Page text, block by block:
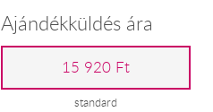
Ajándékküldés ára
15 920 Ft
standard